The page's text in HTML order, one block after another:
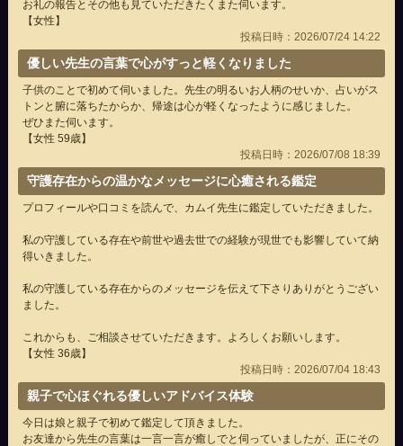
お礼の報告とその他も見ていただきたくまた伺います。
【女性】
投稿日時：2026/07/24 14:22
優しい先生の言葉で心がすっと軽くなりました
子供のことで初めて伺いました。先生の明るいお人柄のせいか、占いがス
トンと腑に落ちたからか、帰途は心が軽くなったように感じました。
ぜひまた伺います。
【女性 59歳】
投稿日時：2026/07/08 18:39
守護存在からの温かなメッセージに心癒される鑑定
プロフィールや口コミを読んで、カムイ先生に鑑定していただきました。
私の守護している存在や前世や過去世での経験が現世でも影響していて納
得いきました。
私の守護している存在からのメッセージを伝えて下さりありがとうござい
ました。
これからも、ご相談させていただきます。よろしくお願いします。
【女性 36歳】
投稿日時：2026/07/04 18:43
親子で心ほぐれる優しいアドバイス体験
今日は娘と親子で初めて鑑定して頂きました。
お友達から先生の言葉は一言一言が癒しでと伺っていましたが、正にその